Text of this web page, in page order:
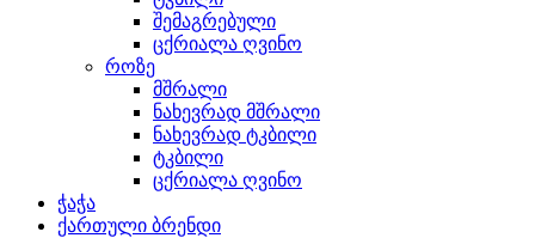
შემაგრებული
ცქრიალა ღვინო
როზე
მშრალი
ნახევრად მშრალი
ნახევრად ტკბილი
ტკბილი
ცქრიალა ღვინო
ჭაჭა
ქართული ბრენდი